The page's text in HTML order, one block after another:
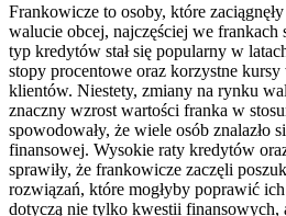
Frankowicze to osoby, które
walucie obcej, najczęściej we frankach
typ kredytów stał się popularny w
stopy procentowe oraz korzystne
klientów. Niestety, zmiany na rynku
znaczny wzrost wartości franka w
spowodowały, że wiele osób znalazło
finansowej. Wysokie raty kredytów
sprawiły, że frankowicze zaczęli
rozwiązań, które mogłyby poprawić
dotyczą nie tylko kwestii finansowych,